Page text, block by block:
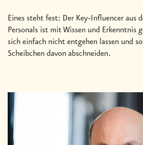
Eines steht fest: Der Key-Influencer aus
Personals ist mit Wissen und Erkenntnis
sich einfach nicht entgehen lassen und
Scheibchen davon abschneiden.